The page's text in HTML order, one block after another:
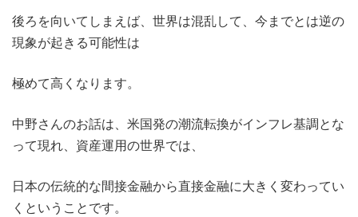
後ろを向いてしまえば、世界は混乱して、今までとは逆の
現象が起きる可能性は
極めて高くなります。
中野さんのお話は、米国発の潮流転換がインフレ基調とな
って現れ、資産運用の世界では、
日本の伝統的な間接金融から直接金融に大きく変わってい
くということです。